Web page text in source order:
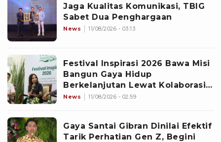
Jaga Kualitas Komunikasi, TBIG
Sabet Dua Penghargaan
News 11/08/2026 - 03:13
Festival Inspirasi 2026 Bawa Misi
Bangun Gaya Hidup
Berkelanjutan Lewat Kolaborasi
Lintas Sektor
News 11/08/2026 - 02:59
Gaya Santai Gibran Dinilai Efektif
Tarik Perhatian Gen Z, Begini